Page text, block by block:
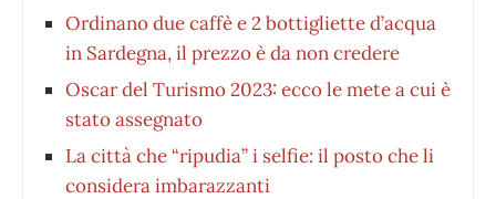
Ordinano due caffè e 2 bottigliette d’acqua
in Sardegna, il prezzo è da non credere
Oscar del Turismo 2023: ecco le mete a cui è
stato assegnato
La città che “ripudia” i selfie: il posto che li
considera imbarazzanti